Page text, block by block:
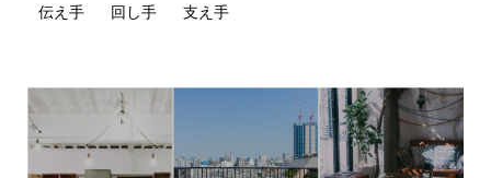
伝え手 回し手 支え手